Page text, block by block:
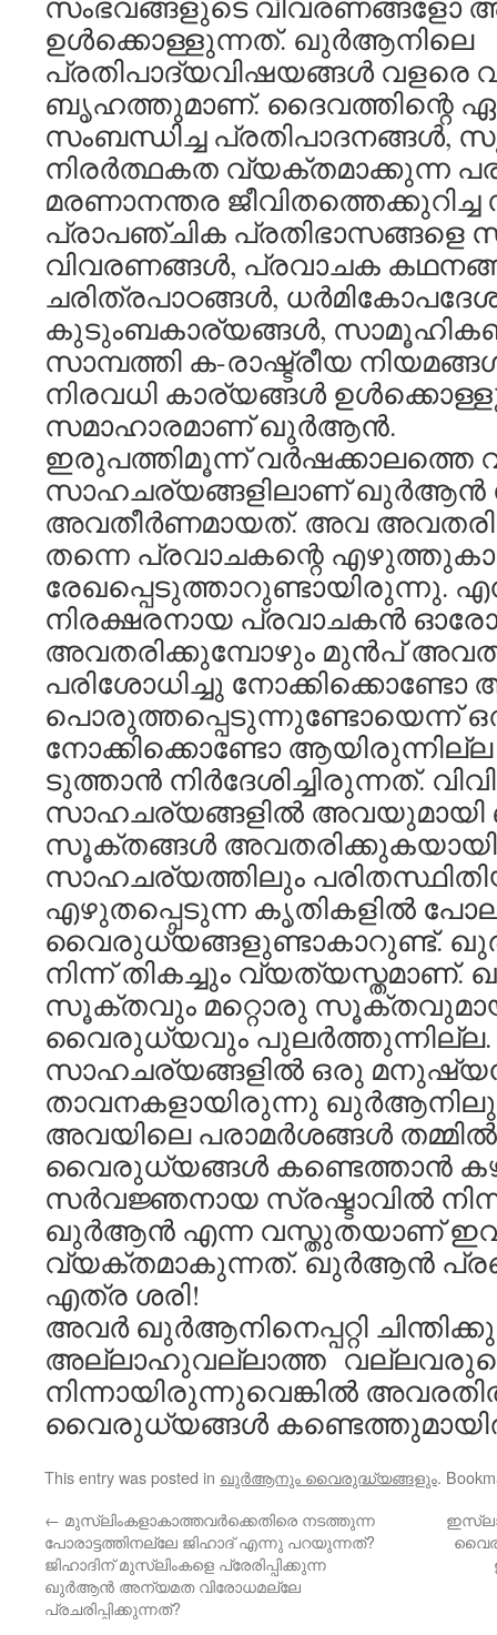
ഉള്‍ക്കൊള്ളുന്നത്. ഖുര്‍ആനിലെ
പ്രതിപാദ്യവിഷയങ്ങള്‍ വളരെ
ബൃഹത്തുമാണ്. ദൈവത്തിന്റെ
സംബന്ധിച്ച പ്രതിപാദനങ്ങള്‍,
നിരര്‍ത്ഥകത വ്യക്തമാക്കുന്ന
മരണാനന്തര
പ്രാപഞ്ചിക പ്രതിഭാസങ്ങളെ
വിവരണങ്ങള്‍, പ്രവാചക
ചരിത്രപാഠങ്ങള്‍,
കുടുംബകാര്യങ്ങള്‍,
സാമ്പത്തി ക-രാഷ്ട്രീയ
നിരവധി കാര്യങ്ങള്‍
സമാഹാരമാണ് ഖുര്‍ആന്‍.
ഇരുപത്തിമൂന്ന് വര്‍ഷക്കാലത്തെ
സാഹചര്യങ്ങളിലാണ്
അവതീര്‍ണമായത്. അവ
തന്നെ പ്രവാചകന്റെ
രേഖപ്പെടുത്താറുണ്ടായിരുന്നു.
നിരക്ഷരനായ പ്രവാചകന്‍
അവതരിക്കുമ്പോഴും മുന്‍പ്
പരിശോധിച്ചു
പൊരുത്തപ്പെടുന്നുണ്ടോയെന്ന്
നോക്കിക്കൊണ്ടോ
ടുത്താന്‍ നിര്‍ദേശിച്ചിരുന്നത്.
സാഹചര്യങ്ങളില്‍ അവയുമായി
സൂക്തങ്ങള്‍
സാഹചര്യത്തിലും
എഴുതപ്പെടുന്ന കൃതികളില്‍
വൈരുധ്യങ്ങളുണ്ടാകാറുണ്ട്.
നിന്ന് തികച്ചും
സൂക്തവും മറ്റൊരു
വൈരുധ്യവും
സാഹചര്യങ്ങളില്‍ ഒരു
താവനകളായിരുന്നു
അവയിലെ പരാമര്‍ശങ്ങള്‍ തമ്മില്‍
വൈരുധ്യങ്ങള്‍ കണ്ടെത്താന്‍
സര്‍വജ്ഞനായ സ്രഷ്ടാവില്‍
ഖുര്‍ആന്‍ എന്ന വസ്തുതയാണ്
വ്യക്തമാകുന്നത്. ഖുര്‍ആന്‍
എത്ര ശരി!
അവര്‍ ഖുര്‍ആനിനെപ്പറ്റി
അല്ലാഹുവല്ലാത്ത
നിന്നായിരുന്നുവെങ്കില്‍
വൈരുധ്യങ്ങള്‍
This entry was posted in ഖുര്‍ആനും വൈരുദ്ധ്യങ്ങളും.
← മുസ്ലിംകളാകാത്തവര്‍ക്കെതിരെ നടത്തുന്ന
പോരാട്ടത്തിനല്ലേ ജിഹാദ് എന്നു പറയുന്നത്?
ജിഹാദിന് മുസ്ലിംകളെ പ്രേരിപ്പിക്കുന്ന
ഖുര്‍ആന്‍ അന്യമത വിരോധമല്ലേ
പ്രചരിപ്പിക്കുന്നത്?